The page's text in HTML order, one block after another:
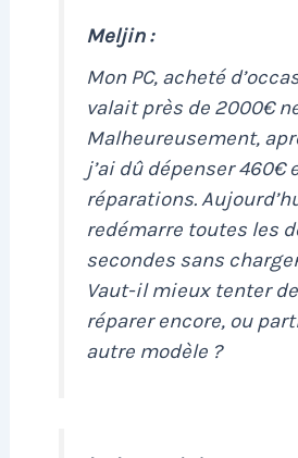
Meljin :
Mon PC, acheté
valait près de 2000€
Malheureusement,
j’ai dû dépenser 460€
réparations.
redémarre toutes les
secondes sans
Vaut-il mieux tenter
réparer encore, ou
autre modèle ?